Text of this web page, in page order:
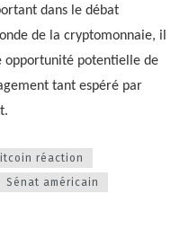
dans le débat
de la cryptomonnaie, il
opportunité potentielle de
tant espéré par
réaction
Sénat américain